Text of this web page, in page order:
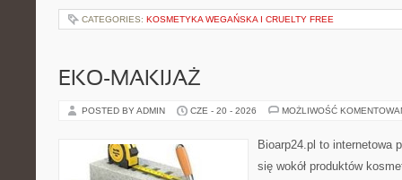
CATEGORIES: KOSMETYKA WEGAŃSKA I CRUELTY FREE
EKO-MAKIJAŻ
POSTED BY ADMIN CZE - 20 - 2026 MOŻLIWOŚĆ
Bioarp24.pl to internetowa
się wokół produktów